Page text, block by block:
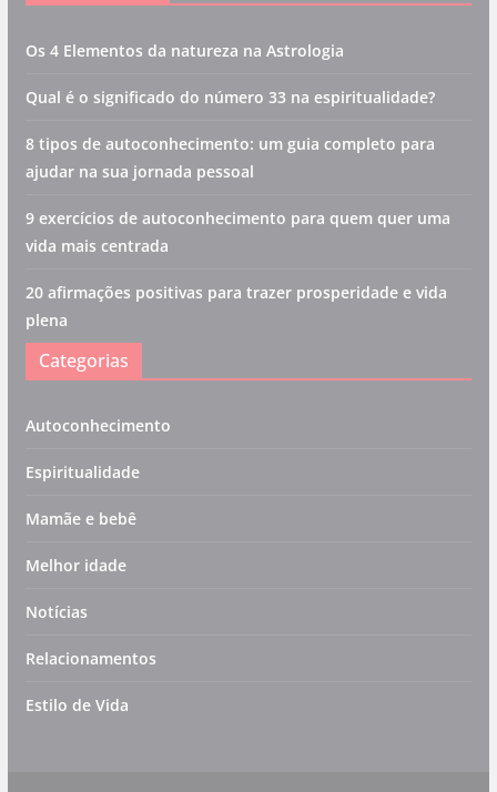
Os 4 Elementos da natureza na Astrologia
Qual é o significado do número 33 na espiritualidade?
8 tipos de autoconhecimento: um guia completo para
ajudar na sua jornada pessoal
9 exercícios de autoconhecimento para quem quer uma
vida mais centrada
20 afirmações positivas para trazer prosperidade e vida
plena
Categorias
Autoconhecimento
Espiritualidade
Mamãe e bebê
Melhor idade
Notícias
Relacionamentos
Estilo de Vida